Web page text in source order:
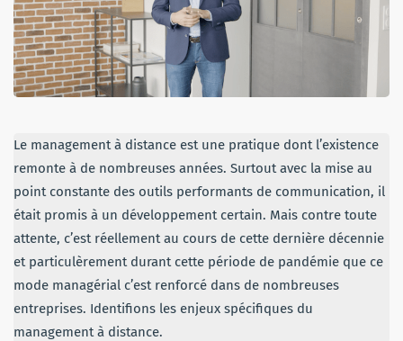
Le management à distance est une pratique dont l’existence
remonte à de nombreuses années. Surtout avec la mise au
point constante des outils performants de communication, il
était promis à un développement certain. Mais contre toute
attente, c’est réellement au cours de cette dernière décennie
et particulèrement durant cette période de pandémie que ce
mode managérial c’est renforcé dans de nombreuses
entreprises. Identifions les enjeux spécifiques du
management à distance.